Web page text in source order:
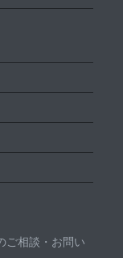
ご相談・お問い